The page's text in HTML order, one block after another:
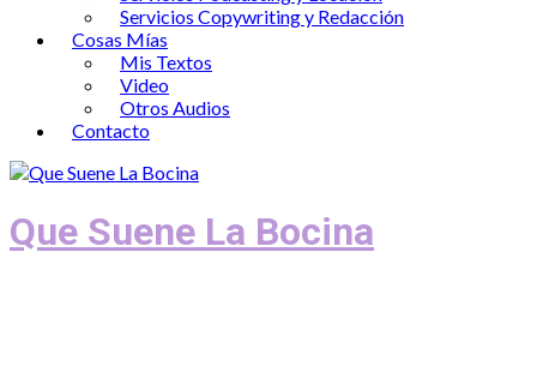
Servicios Copywriting y Redacción
Cosas Mías
Mis Textos
Video
Otros Audios
Contacto
Que Suene La Bocina